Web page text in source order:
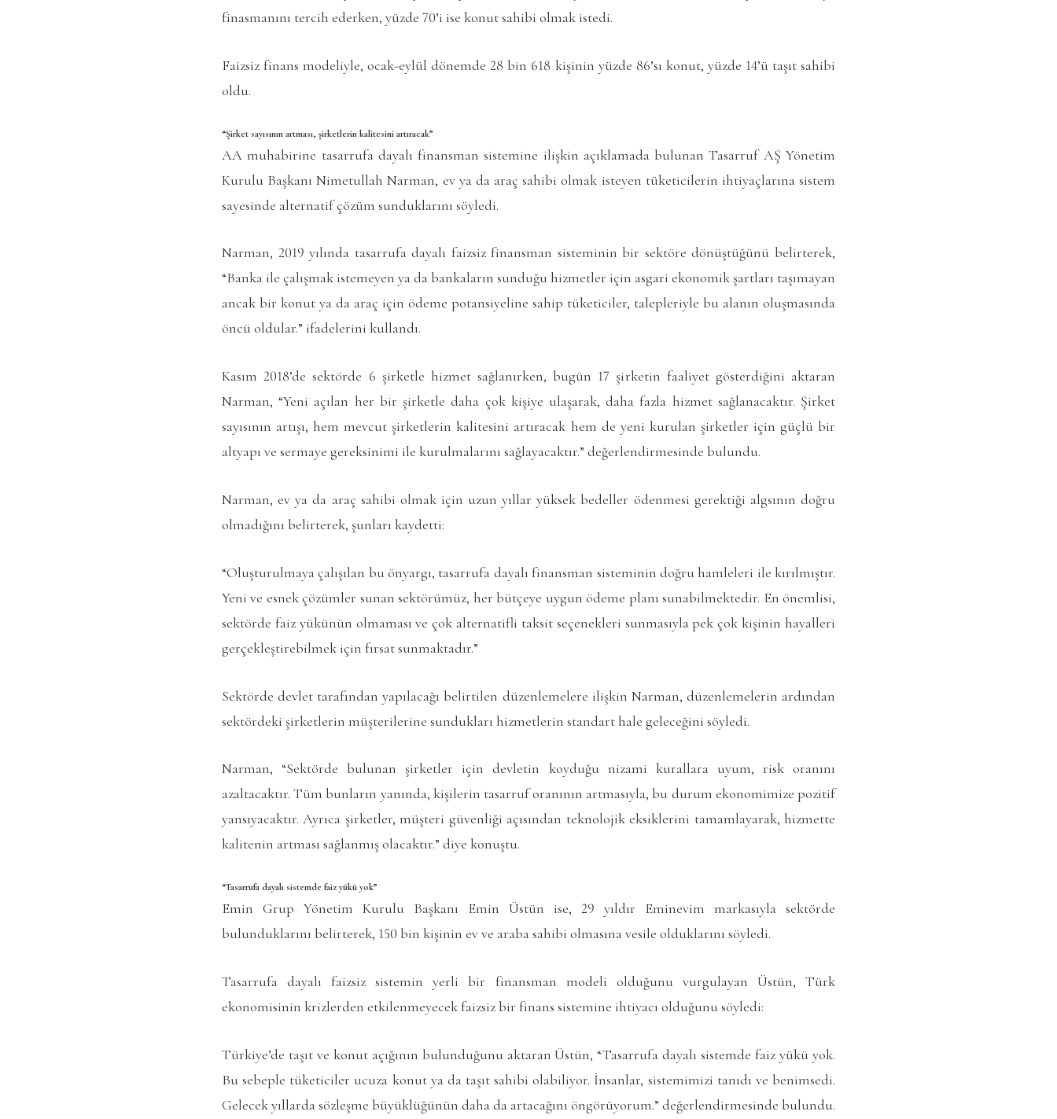
finasmanını tercih ederken, yüzde 70’i ise konut sahibi olmak istedi.
Faizsiz finans modeliyle, ocak-eylül dönemde 28 bin 618 kişinin yüzde 86’sı konut, yüzde 14’ü taşıt sahibi
oldu.
“Şirket sayısının artması, şirketlerin kalitesini artıracak”
AA muhabirine tasarrufa dayalı finansman sistemine ilişkin açıklamada bulunan Tasarruf AŞ Yönetim
Kurulu Başkanı Nimetullah Narman, ev ya da araç sahibi olmak isteyen tüketicilerin ihtiyaçlarına sistem
sayesinde alternatif çözüm sunduklarını söyledi.
Narman, 2019 yılında tasarrufa dayalı faizsiz finansman sisteminin bir sektöre dönüştüğünü belirterek,
“Banka ile çalışmak istemeyen ya da bankaların sunduğu hizmetler için asgari ekonomik şartları taşımayan
ancak bir konut ya da araç için ödeme potansiyeline sahip tüketiciler, talepleriyle bu alanın oluşmasında
öncü oldular.” ifadelerini kullandı.
Kasım 2018’de sektörde 6 şirketle hizmet sağlanırken, bugün 17 şirketin faaliyet gösterdiğini aktaran
Narman, “Yeni açılan her bir şirketle daha çok kişiye ulaşarak, daha fazla hizmet sağlanacaktır. Şirket
sayısının artışı, hem mevcut şirketlerin kalitesini artıracak hem de yeni kurulan şirketler için güçlü bir
altyapı ve sermaye gereksinimi ile kurulmalarını sağlayacaktır.” değerlendirmesinde bulundu.
Narman, ev ya da araç sahibi olmak için uzun yıllar yüksek bedeller ödenmesi gerektiği algsının doğru
olmadığını belirterek, şunları kaydetti:
“Oluşturulmaya çalışılan bu önyargı, tasarrufa dayalı finansman sisteminin doğru hamleleri ile kırılmıştır.
Yeni ve esnek çözümler sunan sektörümüz, her bütçeye uygun ödeme planı sunabilmektedir. En önemlisi,
sektörde faiz yükünün olmaması ve çok alternatifli taksit seçenekleri sunmasıyla pek çok kişinin hayalleri
gerçekleştirebilmek için fırsat sunmaktadır.”
Sektörde devlet tarafından yapılacağı belirtilen düzenlemelere ilişkin Narman, düzenlemelerin ardından
sektördeki şirketlerin müşterilerine sundukları hizmetlerin standart hale geleceğini söyledi.
Narman, “Sektörde bulunan şirketler için devletin koyduğu nizami kurallara uyum, risk oranını
azaltacaktır. Tüm bunların yanında, kişilerin tasarruf oranının artmasıyla, bu durum ekonomimize pozitif
yansıyacaktır. Ayrıca şirketler, müşteri güvenliği açısından teknolojik eksiklerini tamamlayarak, hizmette
kalitenin artması sağlanmış olacaktır.” diye konuştu.
“Tasarrufa dayalı sistemde faiz yükü yok”
Emin Grup Yönetim Kurulu Başkanı Emin Üstün ise, 29 yıldır Eminevim markasıyla sektörde
bulunduklarını belirterek, 150 bin kişinin ev ve araba sahibi olmasına vesile olduklarını söyledi.
Tasarrufa dayalı faizsiz sistemin yerli bir finansman modeli olduğunu vurgulayan Üstün, Türk
ekonomisinin krizlerden etkilenmeyecek faizsiz bir finans sistemine ihtiyacı olduğunu söyledi:
Türkiye’de taşıt ve konut açığının bulunduğunu aktaran Üstün, “Tasarrufa dayalı sistemde faiz yükü yok.
Bu sebeple tüketiciler ucuza konut ya da taşıt sahibi olabiliyor. İnsanlar, sistemimizi tanıdı ve benimsedi.
Gelecek yıllarda sözleşme büyüklüğünün daha da artacağını öngörüyorum.” değerlendirmesinde bulundu.